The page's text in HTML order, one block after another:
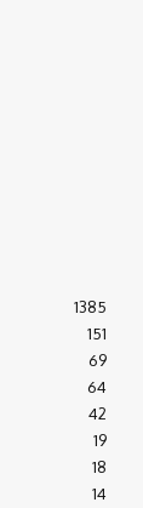
1385
151
69
64
42
19
18
14